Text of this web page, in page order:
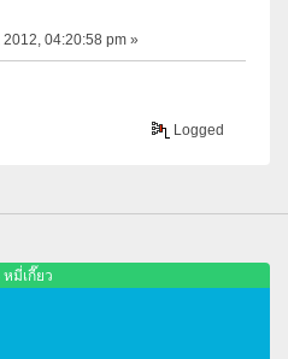
04:20:58 pm »
Logged
มี่เกี๊ยว